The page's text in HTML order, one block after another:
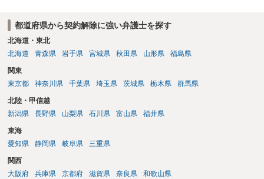
都道府県から契約解除に強い弁護士を探す
北海道・東北
北海道
青森県 岩手県 宮城県 秋田県 山形県 福島県
関東
東京都
神奈川県 千葉県 埼玉県 茨城県 栃木県 群馬県
北陸・甲信越
新潟県
長野県 山梨県 石川県 富山県 福井県
東海
愛知県
静岡県 岐阜県 三重県
関西
大阪府
兵庫県 京都府 滋賀県 奈良県 和歌山県